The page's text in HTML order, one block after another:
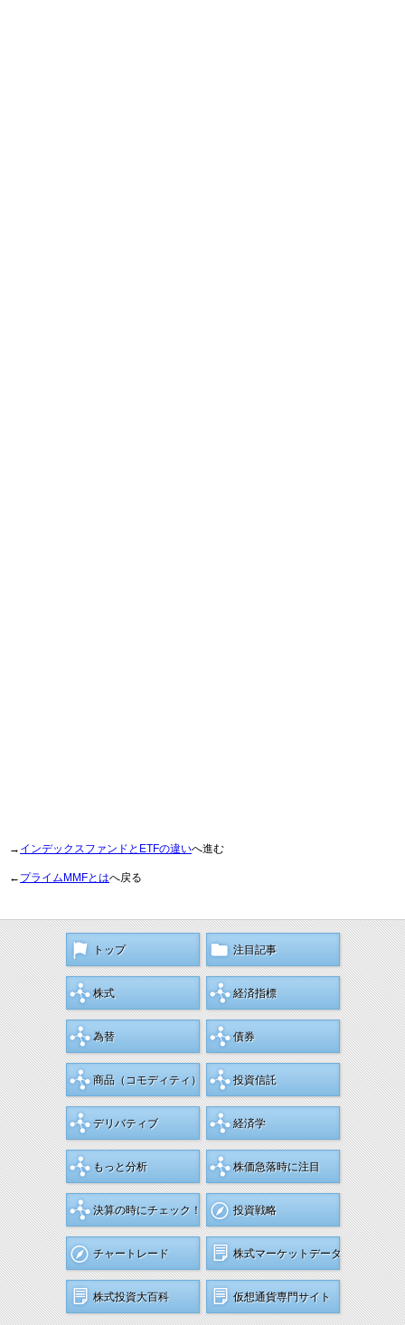
→ インデックスファンドとETFの違いへ進む
← プライムMMFとはへ戻る
トップ 注目記事
株式 経済指標
為替 債券
商品（コモディティ） 投資信託
デリバティブ 経済学
もっと分析 株価急落時に注目
決算の時にチェック！ 投資戦略
チャートレード 株式マーケットデータ
株式投資大百科 仮想通貨専門サイト